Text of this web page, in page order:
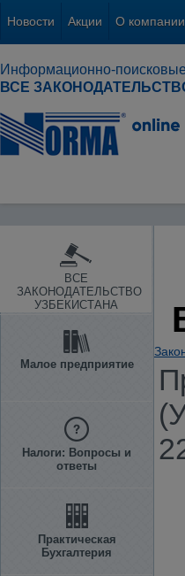
Новости Акции О компании
Информационно-
ВСЕ
ВСЕ
ЗАКОНОДАТЕЛЬСТВО
УЗБЕКИСТАНА
Малое предприятие
Налоги: Вопросы и
ответы
Практическая
Бухгалтерия